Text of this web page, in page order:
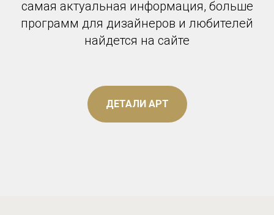
самая актуальная информация, больше
программ для дизайнеров и любителей
найдется на сайте
ДЕТАЛИ АРТ